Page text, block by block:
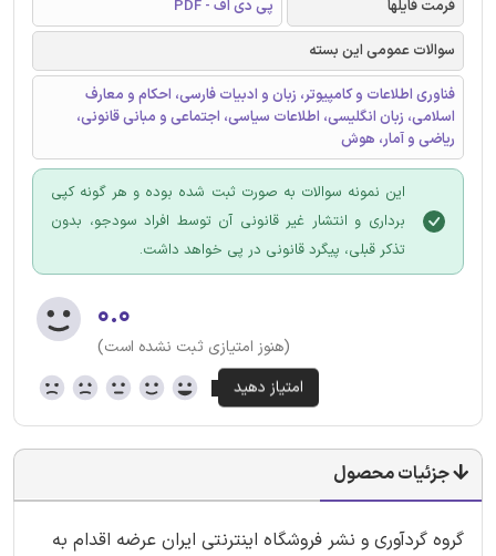
فرمت فایلها
پی دی اف - PDF
سوالات عمومی این بسته
فناوری اطلاعات و کامپیوتر، زبان و ادبیات فارسی، احکام و معارف
اسلامی، زبان انگلیسی، اطلاعات سیاسی، اجتماعی و مبانی قانونی،
ریاضی و آمار، هوش
این نمونه سوالات به صورت ثبت شده بوده و هر گونه کپی
برداری و انتشار غیر قانونی آن توسط افراد سودجو، بدون
تذکر قبلی، پیگرد قانونی در پی خواهد داشت.
۰.۰
(هنوز امتیازی ثبت نشده است)
جزئیات محصول
گروه گردآوری و نشر فروشگاه اینترنتی ایران عرضه اقدام به